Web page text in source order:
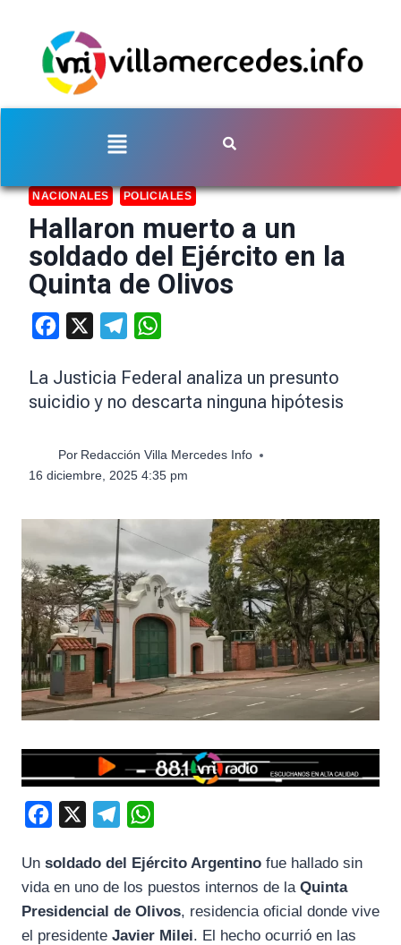
NACIONALES POLICIALES
Hallaron muerto a un
soldado del Ejército en la
Quinta de Olivos
Facebook Telegram
La Justicia Federal analiza un presunto
suicidio y no descarta ninguna hipótesis
Por Redacción Villa Mercedes Info
16 diciembre, 2025 4:35 pm
c
e
b
l
e
g
a
t
s
Un soldado del Ejército Argentino fue hallado sin
vida en uno de los puestos internos de la Quinta
Presidencial de Olivos, residencia oficial donde vive
el presidente Javier Milei. El hecho ocurrió en las